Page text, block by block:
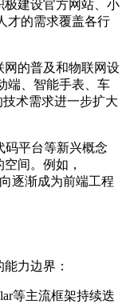
极建设官方网站、小
才的需求覆盖各行
网的普及和物联网设
端、智能手表、车
术需求进一步扩大
码平台等新兴概念
间。例如，
逐渐成为前端工程
力边界：
等主流框架持续迭